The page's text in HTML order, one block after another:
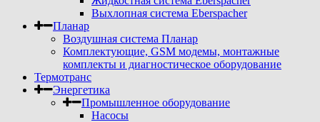
Выхлопная система Eberspacher
Планар
Воздушная система Планар
Комплектующие, GSM модемы, монтажные
комплекты и диагностическое оборудование
Термотранс
Энергетика
Промышленное оборудование
Насосы